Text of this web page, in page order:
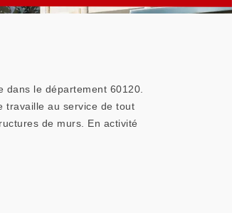
dans le département 60120.
travaille au service de tout
de murs. En activité